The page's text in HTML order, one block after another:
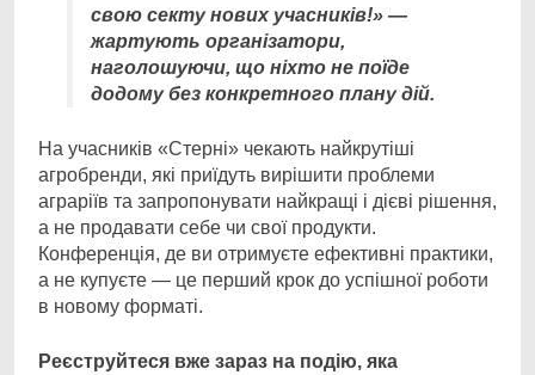
свою секту нових учасників!» —
жартують організатори,
наголошуючи, що ніхто не поїде
додому без конкретного плану дій.
На учасників «Стерні» чекають найкрутіші
агробренди, які приїдуть вирішити проблеми
аграріїв та запропонувати найкращі і дієві рішення,
а не продавати себе чи свої продукти.
Конференція, де ви отримуєте ефективні практики,
а не купуєте — це перший крок до успішної роботи
в новому форматі.
Реєструйтеся вже зараз на подію, яка